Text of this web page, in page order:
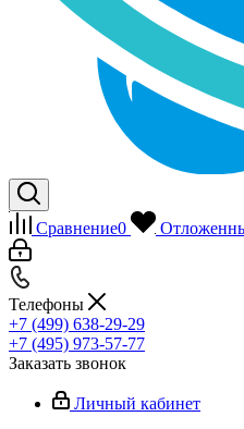
Сравнение0
Телефоны
+7 (499) 638-29-29
+7 (495) 973-57-77
Заказать звонок
Личный кабинет